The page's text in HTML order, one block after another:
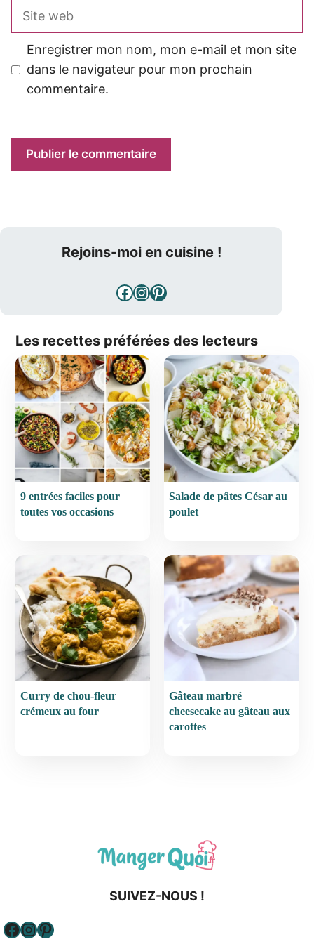
Site
Enregistrer mon nom, mon e-mail et mon site
dans le navigateur pour mon prochain
commentaire.
Rejoins-moi en cuisine !
Facebook
Instagram
Pinterest
Les recettes préférées des lecteurs
9 entrées faciles pour
toutes vos occasions
Salade de pâtes César au
poulet
Curry de chou-fleur
crémeux au four
Gâteau marbré
cheesecake au gâteau aux
carottes
SUIVEZ-NOUS !
Facebook
Instagram
Pinterest